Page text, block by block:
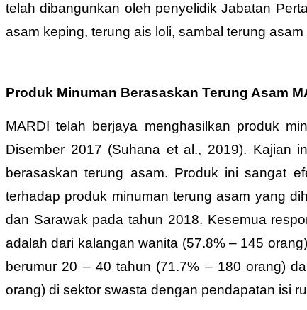
telah dibangunkan oleh penyelidik Jabatan
asam keping, terung ais loli, sambal terung
Produk Minuman Berasaskan Terung Asam
MARDI telah berjaya menghasilkan produk
Disember 2017 (Suhana et al., 2019). Kajian
berasaskan terung asam. Produk ini sangat
terhadap produk minuman terung asam yang
dan Sarawak pada tahun 2018. Kesemua
adalah dari kalangan wanita (57.8% – 145
berumur 20 – 40 tahun (71.7% – 180 orang)
orang) di sektor swasta dengan pendapatan isi